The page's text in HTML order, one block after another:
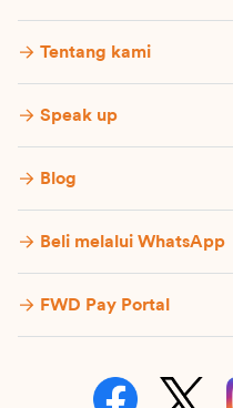
Tentang kami
Speak up
Blog
Beli melalui WhatsApp
FWD Pay Portal